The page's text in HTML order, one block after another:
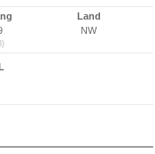
Land
NW